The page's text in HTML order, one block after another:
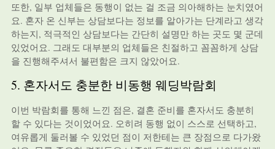
또한, 일부 업체들은 동행이 없는 걸 조금 의아해하는 눈치였어
요. 혼자 온 신부는 상담보다는 정보를 알아가는 단계라고 생각
하는지, 적극적인 상담보다는 간단히 설명만 하는 곳도 몇 군데
있었어요. 그래도 대부분의 업체들은 친절하고 꼼꼼하게 상담
을 진행해주셔서 불편함은 크지 않았어요.
5. 혼자서도 충분한 비동행 웨딩박람회
이번 박람회를 통해 느낀 점은, 결혼 준비를 혼자서도 충분히
할 수 있다는 것이었어요. 오히려 동행 없이 스스로 선택하고,
여유롭게 둘러볼 수 있었던 점이 저한테는 큰 장점으로 다가왔